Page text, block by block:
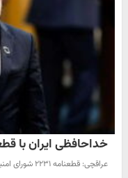
خداحافظی ایران با قطعنامه ۲۲۳۱
​عراقچی: قطعنامه ۲۲۳۱ شورای امنیت پس‌فردا به‌صورت خودکار خاتمه می‌یابد